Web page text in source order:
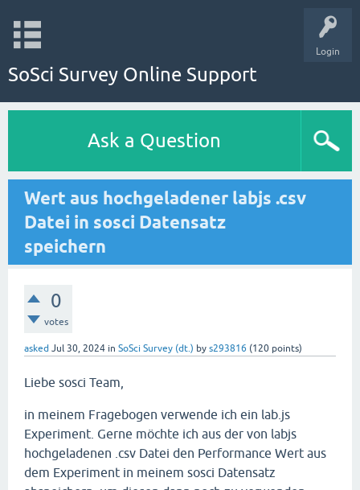
Login
SoSci Survey Online Support
Ask a Question
Wert aus hochgeladener labjs .csv
Datei in sosci Datensatz
speichern
0
votes
asked Jul 30, 2024 in SoSci Survey (dt.) by s293816 (120 points)
Liebe sosci Team,
in meinem Fragebogen verwende ich ein lab.js
Experiment. Gerne möchte ich aus der von labjs
hochgeladenen .csv Datei den Performance Wert aus
dem Experiment in meinem sosci Datensatz